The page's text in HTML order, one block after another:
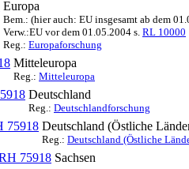
Europa
Bem.: (hier auch: EU insgesamt ab dem
Verw.:EU vor dem 01.05.2004 s. RL 10000
Reg.: Europaforschung
Mitteleuropa
Reg.: Mitteleuropa
Deutschland
Reg.: Deutschlandforschung
75918 Deutschland (Östliche
Reg.: Deutschland (Östliche
75918 Sachsen